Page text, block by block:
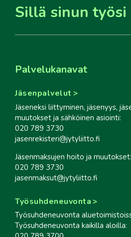
Sillä sinun työsi
Palvelukanavat
Jäsenpalvelut
Jäseneksi liittyminen, jäsenyys,
muutokset ja sähköinen asiointi:
020 789 3730
jasenrekisteri@jytyliitto.fi
Jäsenmaksujen hoito ja muutokset:
020 789 3730
jasenmaksut@jytyliitto.fi
Työsuhdeneuvonta
Työsuhdeneuvonta
Työsuhdeneuvonta kaikilla aloilla: